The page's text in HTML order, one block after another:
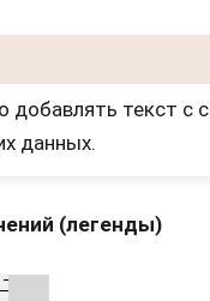
добавлять текст с
данных.
(легенды)